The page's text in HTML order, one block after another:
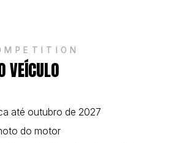
VEÍCULO
até outubro de 2027
do motor